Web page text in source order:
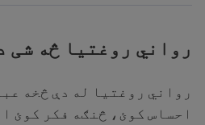
رواني روغتیا څه شی
رواني روغتیا له دې څخه
احساس کوئ، څنګه فکر کوئ